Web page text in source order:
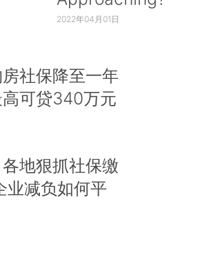
2022年04月01日
社保降至一年
可贷340万元
各地狠抓社保缴
业减负如何平